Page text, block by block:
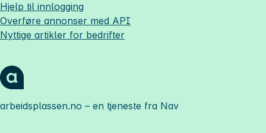
Hjelp til innlogging
Overføre annonser med API
Nyttige artikler for bedrifter
arbeidsplassen.no – en tjeneste fra Nav